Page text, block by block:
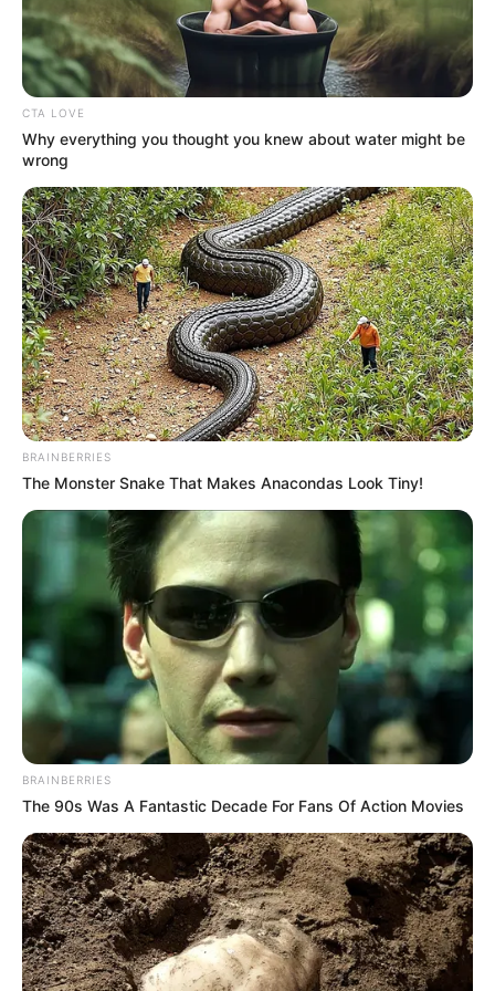
IPA & IPS
CTA LOVE
Why everything you thought you knew about water might be
wrong
BRAINBERRIES
The Monster Snake That Makes Anacondas Look Tiny!
BRAINBERRIES
The 90s Was A Fantastic Decade For Fans Of Action Movies